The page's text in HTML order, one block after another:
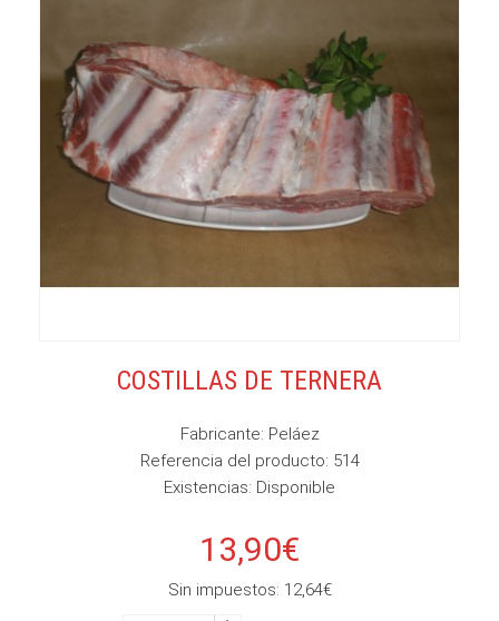
COSTILLAS DE TERNERA
Fabricante: Peláez
Referencia del producto: 514
Existencias: Disponible
13,90€
Sin impuestos: 12,64€